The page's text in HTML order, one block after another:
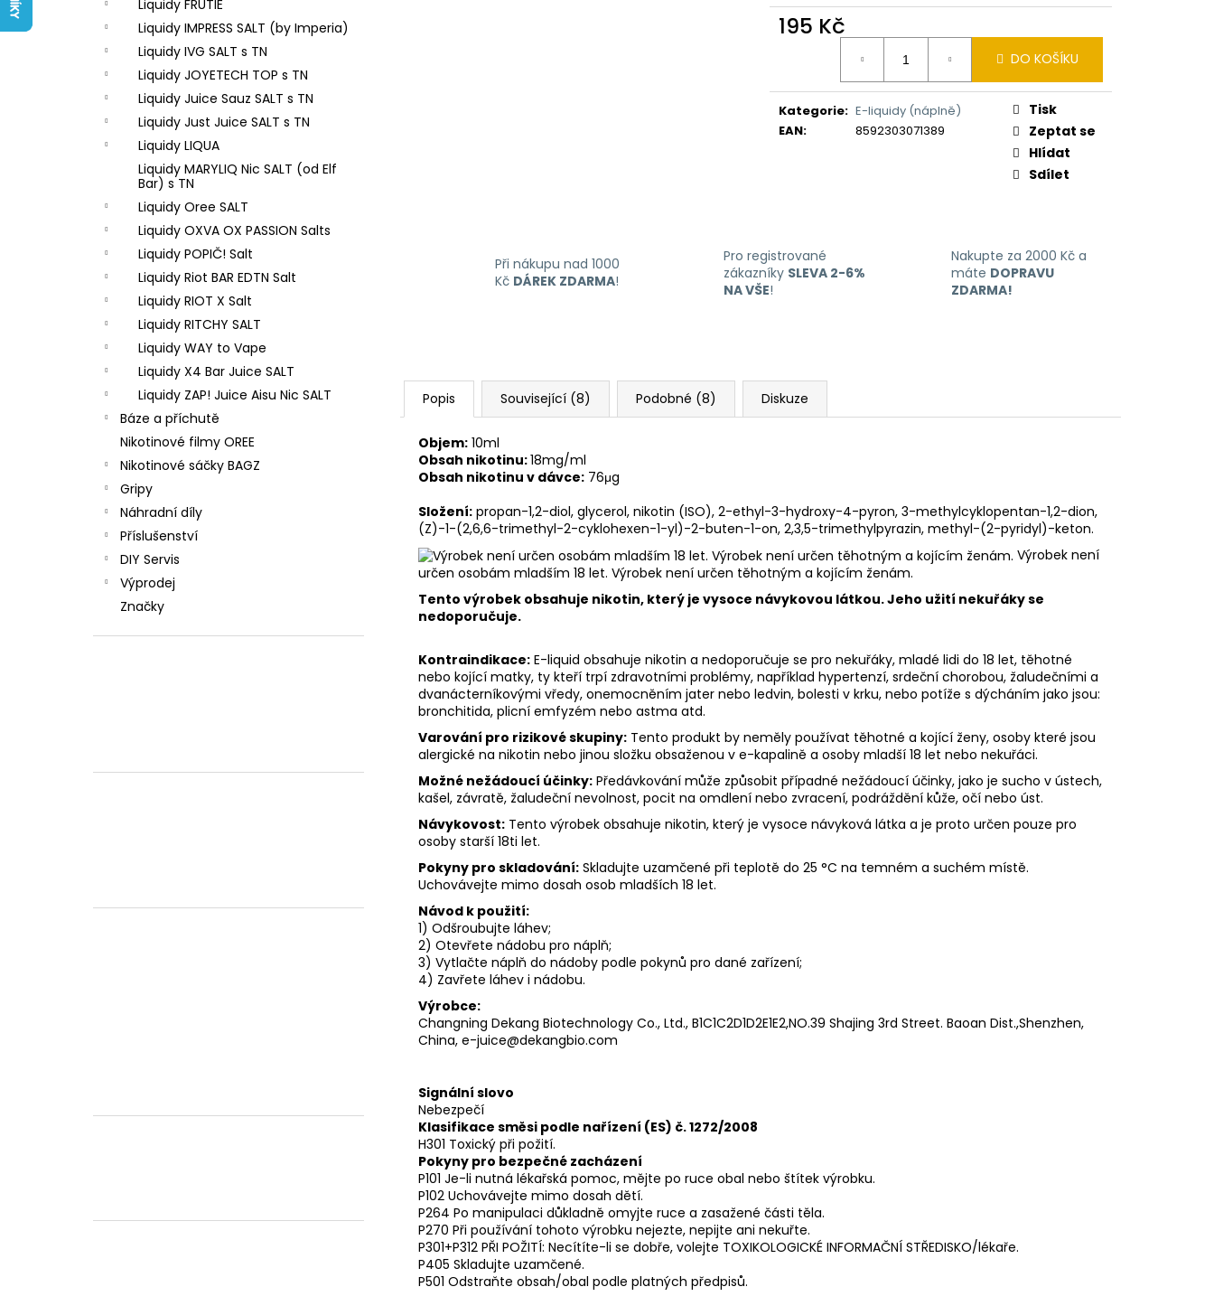
Liquidy FRUTIE
Liquidy IMPRESS SALT (by Imperia)
Liquidy IVG SALT s TN
Liquidy JOYETECH TOP s TN
Liquidy Juice Sauz SALT s TN
Liquidy Just Juice SALT s TN
Liquidy LIQUA
Liquidy MARYLIQ Nic SALT (od Elf
Bar) s TN
Liquidy Oree SALT
Liquidy OXVA OX PASSION Salts
Liquidy POPIČ! Salt
Liquidy Riot BAR EDTN Salt
Liquidy RIOT X Salt
Liquidy RITCHY SALT
Liquidy WAY to Vape
Liquidy X4 Bar Juice SALT
Liquidy ZAP! Juice Aisu Nic SALT
Báze a příchutě
Nikotinové filmy OREE
Nikotinové sáčky BAGZ
Gripy
Náhradní díly
Příslušenství
DIY Servis
Výprodej
Značky
195 Kč
DO KOŠÍKU
Kategorie: E-liquidy (náplně)
EAN: 8592303071389
Tisk
Zeptat se
Hlídat
Sdílet
Při nákupu nad 1000
Kč DÁREK ZDARMA!
Pro registrované
zákazníky SLEVA 2-6%
NA VŠE!
Nakupte za 2000 Kč a
máte DOPRAVU
ZDARMA!
Popis Související (8) Podobné (8) Diskuze
Objem: 10ml
Obsah nikotinu:18mg/ml
Obsah nikotinu v dávce: 76μg
Složení: propan-1,2-diol, glycerol, nikotin (ISO), 2-ethyl-3-hydroxy-4-pyron, 3-methylcyklopentan-1,2-dion,
(Z)-1-(2,6,6-trimethyl-2-cyklohexen-1-yl)-2-buten-1-on, 2,3,5-trimethylpyrazin, methyl-(2-pyridyl)-keton.
Výrobek není
určen osobám mladším 18 let. Výrobek není určen těhotným a kojícím ženám.
Tento výrobek obsahuje nikotin, který je vysoce návykovou látkou. Jeho užití nekuřáky se
nedoporučuje.
Kontraindikace: E-liquid obsahuje nikotin a nedoporučuje se pro nekuřáky, mladé lidi do 18 let, těhotné
nebo kojící matky, ty kteří trpí zdravotními problémy, například hypertenzí, srdeční chorobou, žaludečními a
dvanácterníkovými vředy, onemocněním jater nebo ledvin, bolesti v krku, nebo potíže s dýcháním jako jsou:
bronchitida, plicní emfyzém nebo astma atd.
Varování pro rizikové skupiny: Tento produkt by neměly používat těhotné a kojící ženy, osoby které jsou
alergické na nikotin nebo jinou složku obsaženou v e-kapalině a osoby mladší 18 let nebo nekuřáci.
Možné nežádoucí účinky: Předávkování může způsobit případné nežádoucí účinky, jako je sucho v ústech,
kašel, závratě, žaludeční nevolnost, pocit na omdlení nebo zvracení, podráždění kůže, očí nebo úst.
Návykovost: Tento výrobek obsahuje nikotin, který je vysoce návyková látka a je proto určen pouze pro
osoby starší 18ti let.
Pokyny pro skladování: Skladujte uzamčené při teplotě do 25 °C na temném a suchém místě.
Uchovávejte mimo dosah osob mladších 18 let.
Návod k použití:
1) Odšroubujte láhev;
2) Otevřete nádobu pro náplň;
3) Vytlačte náplň do nádoby podle pokynů pro dané zařízení;
4) Zavřete láhev i nádobu.
Výrobce:
Changning Dekang Biotechnology Co., Ltd., B1C1C2D1D2E1E2,NO.39 Shajing 3rd Street. Baoan Dist.,Shenzhen,
China, e-juice@dekangbio.com
Signální slovo
Nebezpečí
Klasifikace směsi podle nařízení (ES) č. 1272/2008
H301 Toxický při požití.
Pokyny pro bezpečné zacházení
P101 Je-li nutná lékařská pomoc, mějte po ruce obal nebo štítek výrobku.
P102 Uchovávejte mimo dosah dětí.
P264 Po manipulaci důkladně omyjte ruce a zasažené části těla.
P270 Při používání tohoto výrobku nejezte, nepijte ani nekuřte.
P301+P312 PŘI POŽITÍ: Necítíte-li se dobře, volejte TOXIKOLOGICKÉ INFORMAČNÍ STŘEDISKO/lékaře.
P405 Skladujte uzamčené.
P501 Odstraňte obsah/obal podle platných předpisů.
LIQUID ARAMAX 4PACK CIGAR
TOBACCO 4X10ML-18MG
558 Kč
LIQUID LIQUA AMERICAN BLEND 10ML-
6MG (AMERICKÝ MÍCHANÝ TABÁK)